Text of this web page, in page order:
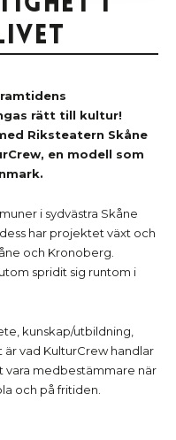
rätt till kultur!
Riksteatern Skåne
en modell som
i sydvästra Skåne
har projektet växt och
och Kronoberg.
spridit sig runtom i
kunskap/utbildning,
vad KulturCrew handlar
vara medbestämmare när
och på fritiden.